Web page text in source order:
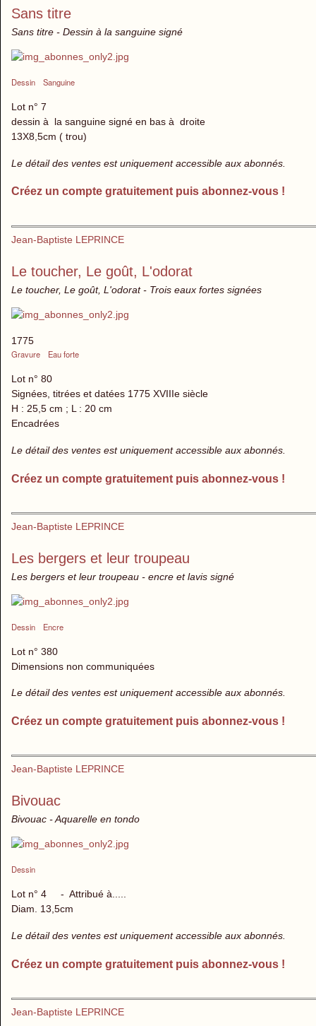
Sans titre
Sans titre - Dessin à la sanguine signé
Dessin Sanguine
Lot n° 7
dessin à la sanguine signé en bas à droite
13X8,5cm ( trou)
Le détail des ventes est uniquement accessible aux abonnés.
Créez un compte gratuitement puis abonnez-vous !
Jean-Baptiste LEPRINCE
Le toucher, Le goût, L'odorat
Le toucher, Le goût, L'odorat - Trois eaux fortes signées
1775
Gravure
Eau forte
Lot n° 80
Signées, titrées et datées 1775 XVIIIe siècle
H : 25,5 cm ; L : 20 cm
Encadrées
Le détail des ventes est uniquement accessible aux abonnés.
Créez un compte gratuitement puis abonnez-vous !
Jean-Baptiste LEPRINCE
Les bergers et leur troupeau
Les bergers et leur troupeau - encre et lavis signé
Dessin Encre
Lot n° 380
Dimensions non communiquées
Le détail des ventes est uniquement accessible aux abonnés.
Créez un compte gratuitement puis abonnez-vous !
Jean-Baptiste LEPRINCE
Bivouac
Bivouac - Aquarelle en tondo
Dessin
Lot n° 4 - Attribué à.....
Diam. 13,5cm
Le détail des ventes est uniquement accessible aux abonnés.
Créez un compte gratuitement puis abonnez-vous !
Jean-Baptiste LEPRINCE